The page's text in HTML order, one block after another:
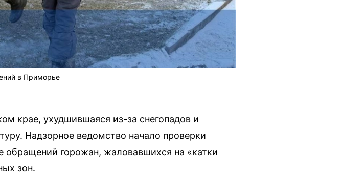
в Приморье
крае, ухудшившаяся из-за снегопадов и
Надзорное ведомство начало проверки
обращений горожан, жаловавшихся на «катки
зон.